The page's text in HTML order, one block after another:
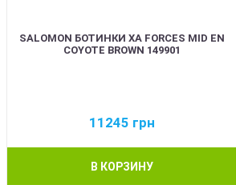
SALOMON БОТИНКИ XA FORCES MID EN
COYOTE BROWN 149901
11245 грн
В КОРЗИНУ